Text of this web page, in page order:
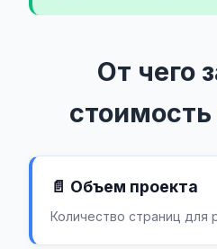
От чего
📄 Объем проекта
Количество страниц для